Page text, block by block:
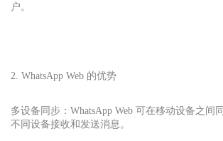
户。
2. WhatsApp Web 的优势
多设备同步：WhatsApp Web 可在移动设备之间
不同设备接收和发送消息。